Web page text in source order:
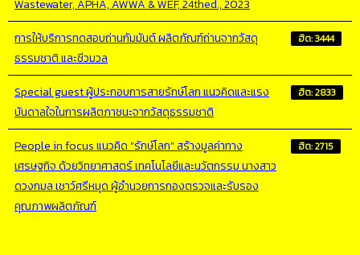
Wastewater, APHA, AWWA & WEF, 24thed., 2023
การให้บริการทดสอบถ่านกัมมันต์ ผลิตภัณฑ์ถ่านจากวัสดุ
ธรรมชาติ และชีวมวล
ฮิต: 3444
Special guest ผู้ประกอบการสายรักษ์โลก แนวคิดและแรง
บันดาลใจในการผลิตภาชนะจากวัสดุธรรมชาติ
ฮิต: 2833
People in focus แนวคิด "รักษ์โลก" สร้างมูลค่าทาง
เศรษฐกิจ ด้วยวิทยาศาสตร์ เทคโนโลยีและนวัตกรรม นางสาว
ดวงกมล เชาว์ศรีหมุด ผู้อำนวยการกองตรวจและรับรอง
คุณภาพผลิตภัณฑ์
ฮิต: 2715